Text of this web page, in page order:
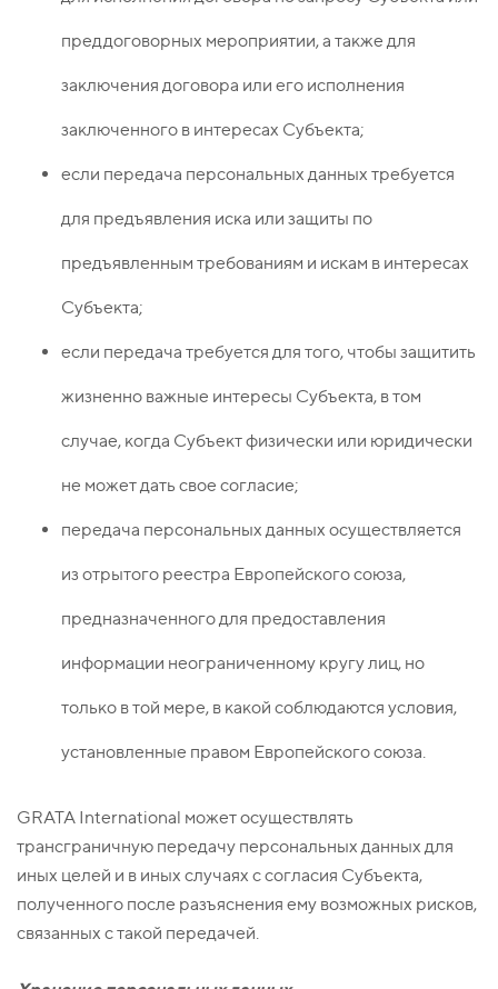
преддоговорных мероприятии, а также для
заключения договора или его исполнения
заключенного в интересах Субъекта;
если передача персональных данных требуется
для предъявления иска или защиты по
предъявленным требованиям и искам в интересах
Субъекта;
если передача требуется для того, чтобы защитить
жизненно важные интересы Субъекта, в том
случае, когда Субъект физически или юридически
не может дать свое согласие;
передача персональных данных осуществляется
из отрытого реестра Европейского союза,
предназначенного для предоставления
информации неограниченному кругу лиц, но
только в той мере, в какой соблюдаются условия,
установленные правом Европейского союза.
GRATA International может осуществлять
трансграничную передачу персональных данных для
иных целей и в иных случаях с согласия Субъекта,
полученного после разъяснения ему возможных рисков,
связанных с такой передачей.